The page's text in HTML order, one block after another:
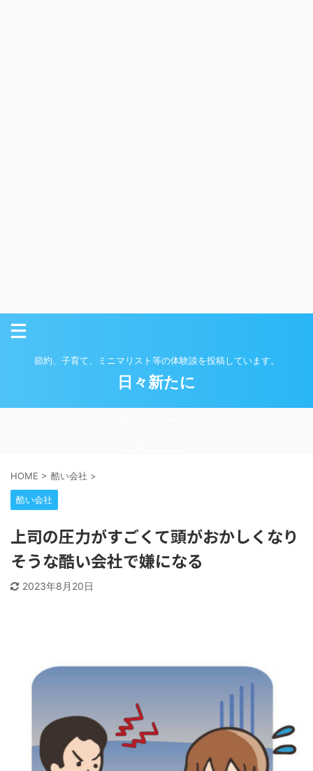
節約、子育て、ミニマリスト等の体験談を投稿しています。
日々新たに
HOME > 酷い会社 >
酷い会社
上司の圧力がすごくて頭がおかしくなり
そうな酷い会社で嫌になる
2023年8月20日